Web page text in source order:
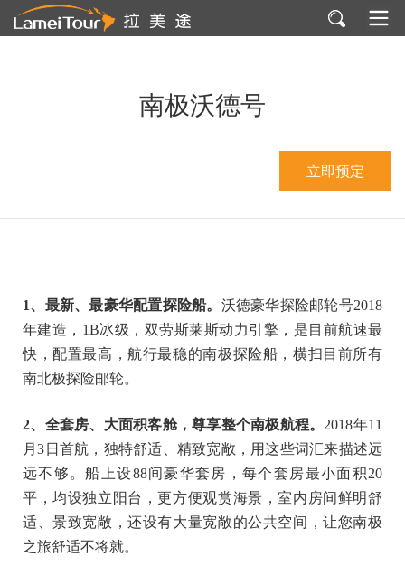
南极沃德号
立即预定
1、最新、最豪华配置探险船。 沃德豪华探险邮轮号2018
年建造，1B冰级，双劳斯莱斯动力引擎，是目前航速最
快，配置最高，航行最稳的南极探险船，横扫目前所有
南北极探险邮轮。
2、全套房、大面积客舱，尊享整个南极航程。 2018年11
月3日首航，独特舒适、精致宽敞，用这些词汇来描述远
远不够。船上设88间豪华套房，每个套房最小面积20
平，均设独立阳台，更方便观赏海景，室内房间鲜明舒
适、景致宽敞，还设有大量宽敞的公共空间，让您南极
之旅舒适不将就。